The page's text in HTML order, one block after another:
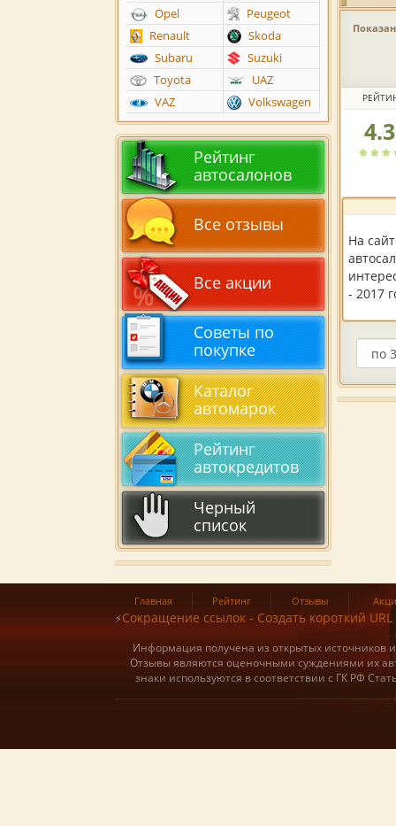
На
- 2017
Opel
Peugeot
Renault
Skoda
Subaru
Suzuki
Toyota
UAZ
VAZ
Volkswagen
Рейтинг
автосалонов
Все отзывы
Все акции
Советы по
покупке
Каталог
автомарок
Рейтинг
автокредитов
Черный
список
Главная Рейтинг Отзывы
⚡Сокращение ссылок - Создать короткий URL
Информация получена из открытых источников
Отзывы являются оценочными суждениями их
знаки используются в соответствии с ГК РФ